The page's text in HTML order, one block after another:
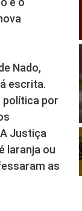
Nado,
escrita.
política por
Justiça
laranja ou
as